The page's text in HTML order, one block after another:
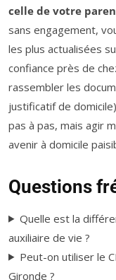
celle de votre
sans engagement,
les plus actualisées
confiance près de
rassembler les
justificatif de
pas à pas, mais agir
avenir à domicile
Questions
Quelle est la
auxiliaire de vie ?
Peut-on utiliser le
Gironde ?